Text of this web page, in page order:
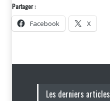
Partager :
Facebook X
Les derniers articles